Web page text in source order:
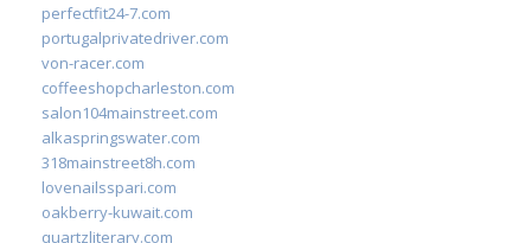
perfectfit24-7.com
portugalprivatedriver.com
von-racer.com
coffeeshopcharleston.com
salon104mainstreet.com
alkaspringswater.com
318mainstreet8h.com
lovenailsspari.com
oakberry-kuwait.com
quartzliterary.com